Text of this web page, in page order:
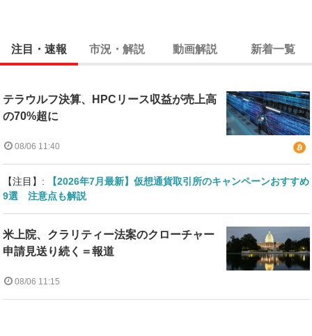
注目・速報 市況・解説 動画解説 新着一覧
テラウルフ決算、HPCリース収益が売上高
の70%超に
08/06 11:40
【注目】:
【2026年7月最新】仮想通貨取引所のキャンペーンおすすめ
9選 注意点も解説
米上院、クラリティー法案のクローチャー
申請見送り続く＝報道
08/06 11:15